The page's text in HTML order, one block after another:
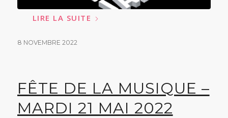
LIRE LA SUITE
8 NOVEMBRE 2022
FÊTE DE LA MUSIQUE –
MARDI 21 MAI 2022